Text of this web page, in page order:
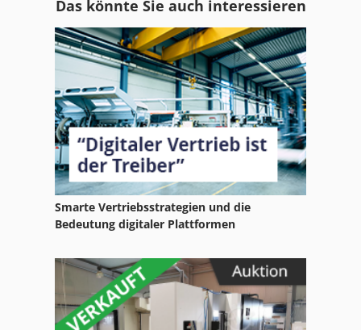
Leistenschleifmaschine
Schlagschrauber
Schleifvorrichtung
Schleifwelle
Schärfgerät
Stabbearbeitung
Stabstahlschere
Stechbeitelschleifmaschine
Das könnte Sie auch interessieren
Smarte Vertriebsstrategien und die
Bedeutung digitaler Plattformen